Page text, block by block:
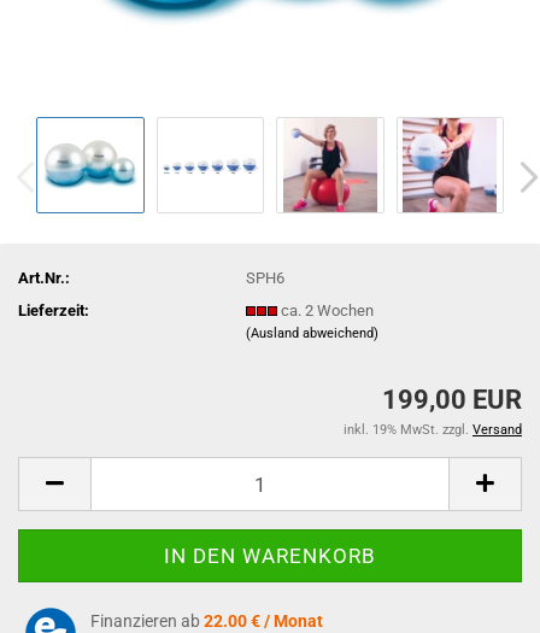
Art.Nr.:
SPH6
Lieferzeit:
ca. 2 Wochen
(Ausland abweichend)
199,00 EUR
inkl. 19% MwSt. zzgl. Versand
Finanzieren ab 22.00 € / Monat